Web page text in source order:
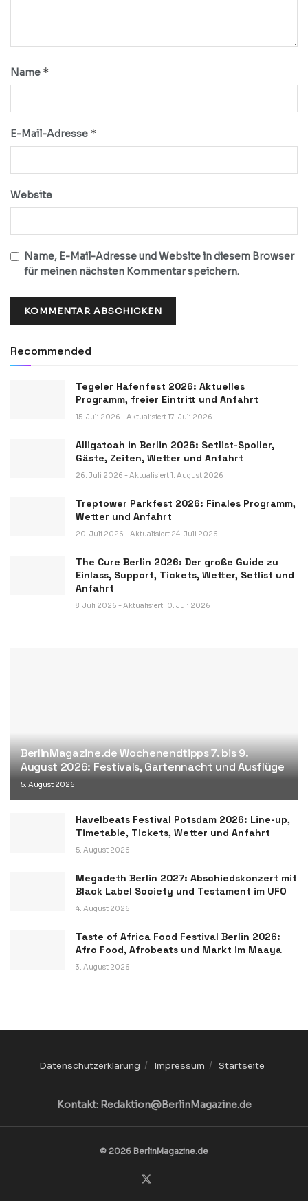
Name *
E-Mail-Adresse *
Website
Name, E-Mail-Adresse und Website in diesem Browser
für meinen nächsten Kommentar speichern.
Recommended
Tegeler Hafenfest 2026: Aktuelles
Programm, freier Eintritt und Anfahrt
15. Juli 2026 - Aktualisiert 17. Juli 2026
Alligatoah in Berlin 2026: Setlist-Spoiler,
Gäste, Zeiten, Wetter und Anfahrt
26. Juli 2026 - Aktualisiert 1. August 2026
Treptower Parkfest 2026: Finales Programm,
Wetter und Anfahrt
20. Juli 2026 - Aktualisiert 24. Juli 2026
The Cure Berlin 2026: Der große Guide zu
Einlass, Support, Tickets, Wetter, Setlist und
Anfahrt
8. Juli 2026 - Aktualisiert 10. Juli 2026
BerlinMagazine.de Wochenendtipps 7. bis 9.
August 2026: Festivals, Gartennacht und Ausflüge
5. August 2026
Havelbeats Festival Potsdam 2026: Line-up,
Timetable, Tickets, Wetter und Anfahrt
5. August 2026
Megadeth Berlin 2027: Abschiedskonzert mit
Black Label Society und Testament im UFO
4. August 2026
Taste of Africa Food Festival Berlin 2026:
Afro Food, Afrobeats und Markt im Maaya
3. August 2026
Datenschutzerklärung Impressum Startseite
Kontakt: Redaktion@BerlinMagazine.de
© 2026 BerlinMagazine.de